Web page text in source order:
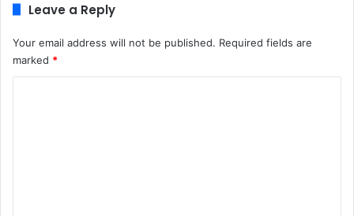
Leave a Reply
Your email address will not be published. Required fields are
marked *